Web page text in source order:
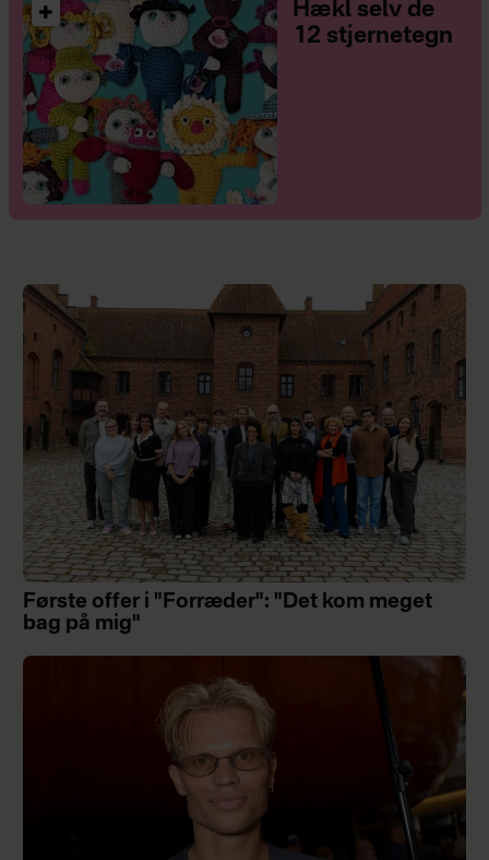
Hækl selv de
12 stjernetegn
Første offer i "Forræder": "Det kom meget
bag på mig"